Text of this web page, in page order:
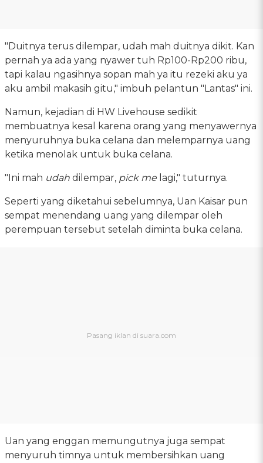
"Duitnya terus dilempar, udah mah duitnya dikit. Kan
pernah ya ada yang nyawer tuh Rp100-Rp200 ribu,
tapi kalau ngasihnya sopan mah ya itu rezeki aku ya
aku ambil makasih gitu," imbuh pelantun "Lantas" ini.
Namun, kejadian di HW Livehouse sedikit
membuatnya kesal karena orang yang menyawernya
menyuruhnya buka celana dan melemparnya uang
ketika menolak untuk buka celana.
"Ini mah udah dilempar, pick me lagi," tuturnya.
Seperti yang diketahui sebelumnya, Uan Kaisar pun
sempat menendang uang yang dilempar oleh
perempuan tersebut setelah diminta buka celana.
Uan yang enggan memungutnya juga sempat
menyuruh timnya untuk membersihkan uang